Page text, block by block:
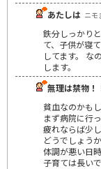
あたしは ニモ
鉄分しっかり
て、子供が寝
してます。 な
します。
無理は禁物！
貧血なのかも
まず病院に行
疲れならば少
どうでしょう
体調が悪い日
子育ては長い